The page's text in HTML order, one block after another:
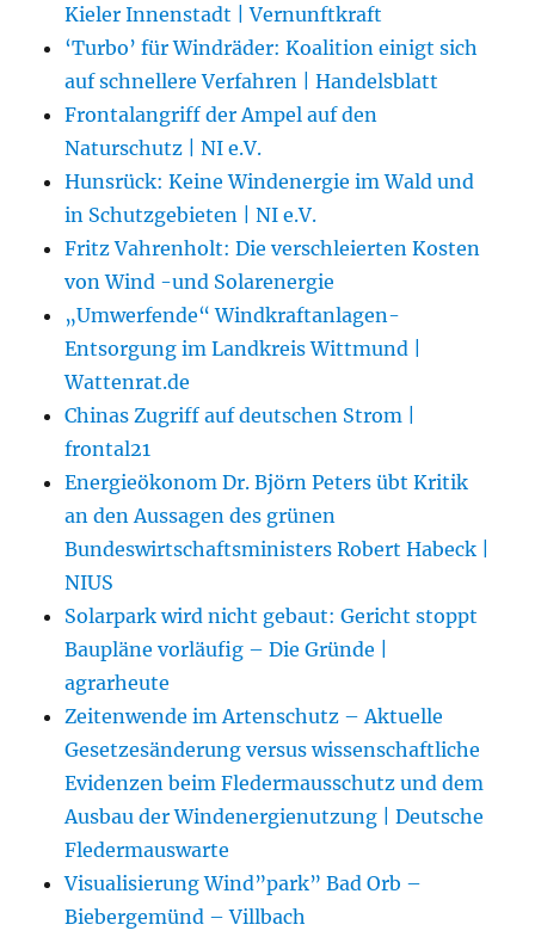
Kieler Innenstadt | Vernunftkraft
‘Turbo’ für Windräder: Koalition einigt sich
auf schnellere Verfahren | Handelsblatt
Frontalangriff der Ampel auf den
Naturschutz | NI e.V.
Hunsrück: Keine Windenergie im Wald und
in Schutzgebieten | NI e.V.
Fritz Vahrenholt: Die verschleierten Kosten
von Wind -und Solarenergie
„Umwerfende“ Windkraftanlagen-
Entsorgung im Landkreis Wittmund |
Wattenrat.de
Chinas Zugriff auf deutschen Strom |
frontal21
Energieökonom Dr. Björn Peters übt Kritik
an den Aussagen des grünen
Bundeswirtschaftsministers Robert Habeck |
NIUS
Solarpark wird nicht gebaut: Gericht stoppt
Baupläne vorläufig – Die Gründe |
agrarheute
Zeitenwende im Artenschutz – Aktuelle
Gesetzesänderung versus wissenschaftliche
Evidenzen beim Fledermausschutz und dem
Ausbau der Windenergienutzung | Deutsche
Fledermauswarte
Visualisierung Wind”park” Bad Orb –
Biebergemünd – Villbach